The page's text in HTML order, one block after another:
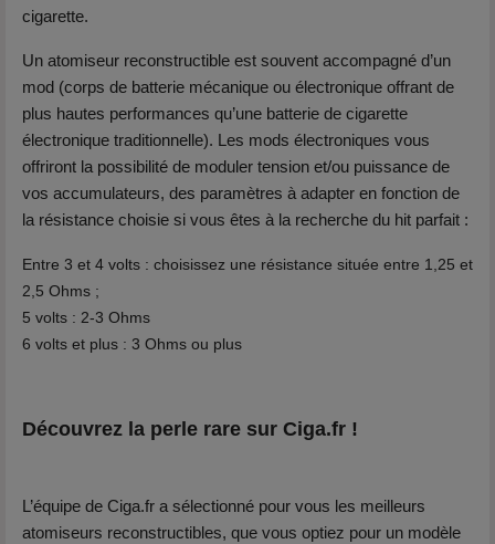
cigarette.
Un atomiseur reconstructible est souvent accompagné d’un
mod (corps de batterie mécanique ou électronique offrant de
plus hautes performances qu’une batterie de cigarette
électronique traditionnelle). Les mods électroniques vous
offriront la possibilité de moduler tension et/ou puissance de
vos accumulateurs, des paramètres à adapter en fonction de
la résistance choisie si vous êtes à la recherche du hit parfait :
Entre 3 et 4 volts : choisissez une résistance située entre 1,25 et
2,5 Ohms ;
5 volts : 2-3 Ohms
6 volts et plus : 3 Ohms ou plus
Découvrez la perle rare sur Ciga.fr !
L’équipe de Ciga.fr a sélectionné pour vous les meilleurs
atomiseurs reconstructibles, que vous optiez pour un modèle